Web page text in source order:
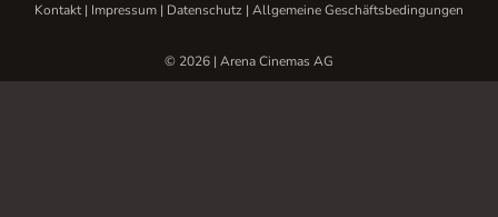
Kontakt| Impressum | Datenschutz | Allgemeine Geschäftsbedingungen
© 2026 | Arena Cinemas AG